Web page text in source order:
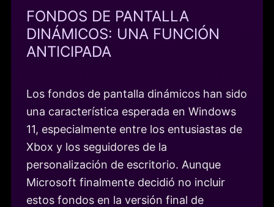
FONDOS DE PANTALLA
DINÁMICOS: UNA FUNCIÓN
ANTICIPADA
Los fondos de pantalla dinámicos han sido
una característica esperada en Windows
11, especialmente entre los entusiastas de
Xbox y los seguidores de la
personalización de escritorio. Aunque
Microsoft finalmente decidió no incluir
estos fondos en la versión final de